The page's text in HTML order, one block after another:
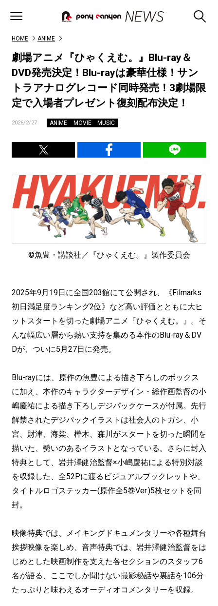
HOME ANIME
劇場アニメ『ひゃくえむ。』Blu-ray＆
DVD発売決定！Blu-rayは豪華仕様！サン
トラアナログレコード同時発売！3劇場限
定で入場者プレゼント復刻配布決定！
2026/2/27 ANIME MOVIE MUSIC
©魚豊・講談社／『ひゃくえむ。』製作委員会
2025年9月19日に全国203館にて公開され、《Filmarks
初日満足度ランキング2位》など高い評価とともに大ヒ
ットスタートを切った劇場アニメ『ひゃくえむ。』。そ
んな幅広い層から熱い支持を集める本作のBlu-ray＆DV
Dが、ついに5月27日に発売。
Blu-rayには、原作の魚豊による描き下ろしのボックス
に加え、本作のキャラクターデザイン・総作画監督の小
嶋慶祐による描き下ろしデジパックケースが付属。先行
解禁されたデジパックイラストは社会人のトガシ、小
宮、財津、海棠、樺木、森川がスタートを切った瞬間を
描いた、勢いのあるイラストとなっている。さらに封入
特典として、岩井澤健治監督×小嶋慶祐による特別対談
を収録した、全52Pに渡るビジュアルブックレットや、
タイトルロゴステッカー(原作全5巻Ver.)5枚セットを同
封。
映像特典では、メイキングドキュメンタリーや各種舞台
挨拶映像を楽しめ、音声特典では、岩井澤健治監督をは
じめとした映画制作を支えた各セクションのスタッフ6
名が語る、ここでしか聞けない撮影秘話や裏話を106分
たっぷりと味わえるオーディオコメンタリーを収録。